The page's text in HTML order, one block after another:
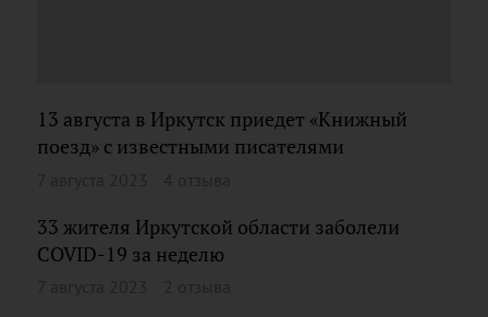
13 августа в Иркутск приедет «Книжный
поезд» с известными писателями
33 жителя Иркутской области заболели
COVID-19 за неделю